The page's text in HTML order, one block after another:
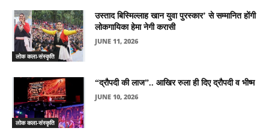
लोक कला-संस्कृति
उस्ताद बिस्मिल्लाह खान युवा पुरस्कार’ से सम्मानित होंगी
लोकगायिका हेमा नेगी करासी
JUNE 11, 2026
लोक कला-संस्कृति
“द्रौपदी की लाज”.. आखिर रुला ही दिए द्रौपदी व भीष्म
JUNE 10, 2026